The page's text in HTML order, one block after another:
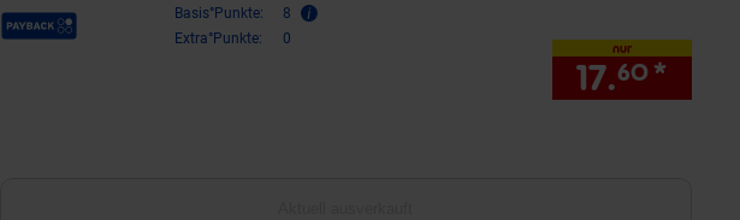
Payback Punkte Basis°Punkte:
8
Extra°Punkte:
0
nur
17.60 *